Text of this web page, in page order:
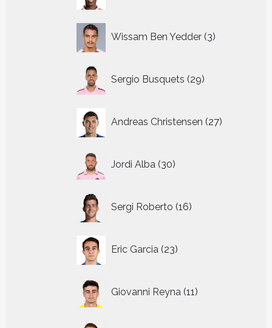
Wissam Ben Yedder 3
producten
Sergio Busquets 29
producten
Andreas Christensen 27
producten
Jordi Alba 30
producten
Sergi Roberto 16
producten
Eric Garcia 23
producten
Giovanni Reyna 11
producten